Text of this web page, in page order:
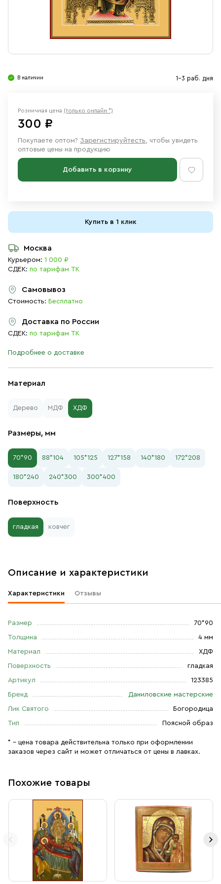
Ювелирные изделия
В наличии 1-3 раб. дня
Материал
Дерево МДФ ХДФ
Размеры, мм
70*90 88*104 105*125 127*158 140*180 172*208
180*240 240*300 300*400
Поверхность
гладкая ковчег
Розничная цена (только онлайн *)
300 ₽
Покупаете оптом? Зарегистируйтесть, чтобы увидеть
оптовые цены на продукцию
Добавить в корзину
Купить в 1 клик
Москва
Курьером: 1 000 ₽
СДЕК: по тарифам ТК
Самовывоз
Стоимость: Бесплатно
Доставка по России
СДЕК: по тарифам ТК
Подробнее о доставке
Описание и характеристики
Характеристики Отзывы
Размер 70*90
Толщина 4 мм
Материал ХДФ
Поверхность гладкая
Артикул 123385
Бренд Даниловские мастерские
Лик Святого Богородица
Тип Поясной образ
* – цена товара действительна только при оформлении
заказов через сайт и может отличаться от цены в лавках.
Похожие товары